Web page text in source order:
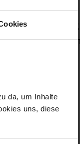
da, um Inhalte
uns, diese
Die
nach Beendigung
der